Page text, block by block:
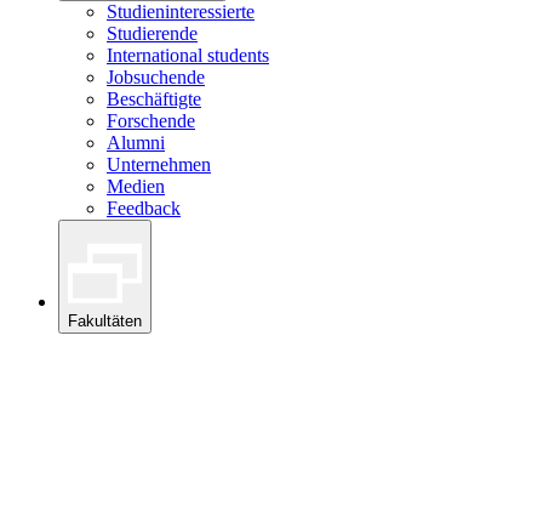
Studieninteressierte
Studierende
International students
Jobsuchende
Beschäftigte
Forschende
Alumni
Unternehmen
Medien
Feedback
Fakultäten